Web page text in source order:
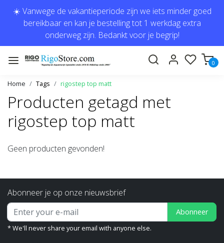
☀️ Vanwege de vakantieperiode zijn we iets minder goed
bereikbaar en kan je bestelling tot 1 werkdag extra
onderweg zijn. Bedankt voor je begrip!
0
Home Tags rigostep top matt
Producten getagd met
rigostep top matt
Geen producten gevonden!
Abonneer je op onze nieuwsbrief
Abonneer
* We'll never share your email with anyone else.